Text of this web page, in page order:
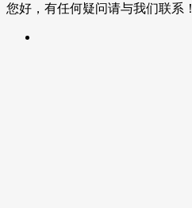
您好，有任何疑问请与我们联系！